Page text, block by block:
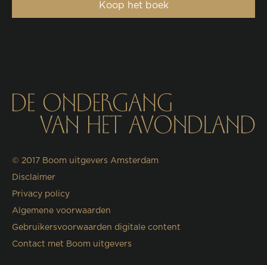
Koop het boek
© 2017 Boom uitgevers Amsterdam
Disclaimer
Privacy policy
Algemene voorwaarden
Gebruikersvoorwaarden digitale content
Contact met Boom uitgevers